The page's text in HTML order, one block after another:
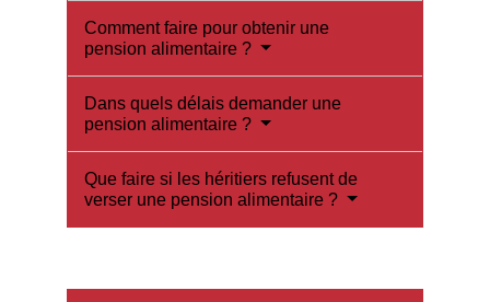
Comment faire pour obtenir une
pension alimentaire ?
Dans quels délais demander une
pension alimentaire ?
Que faire si les héritiers refusent de
verser une pension alimentaire ?